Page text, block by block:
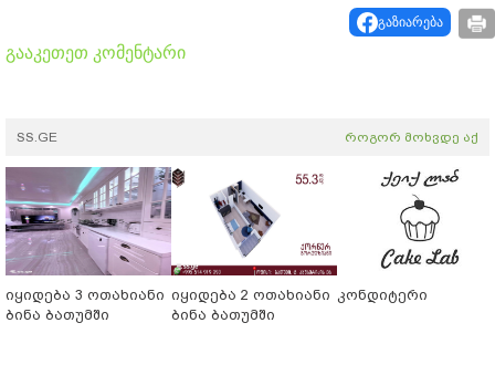
გაზიარება
გააკეთეთ კომენტარი
SS.GE როგორ მოხვდე აქ
იყიდება 3 ოთახიანი
ბინა ბათუმში
იყიდება 2 ოთახიანი
ბინა ბათუმში
კონდიტერი